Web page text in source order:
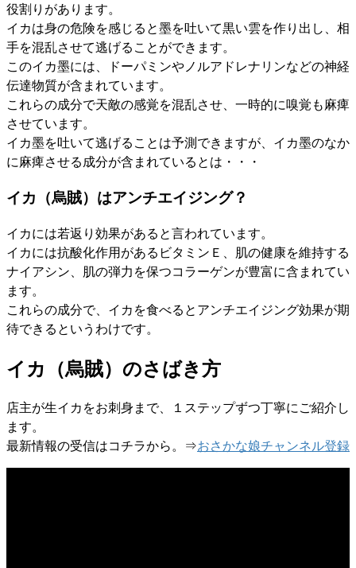
役割りがあります。
イカは身の危険を感じると墨を吐いて黒い雲を作り出し、相
手を混乱させて逃げることができます。
このイカ墨には、ドーパミンやノルアドレナリンなどの神経
伝達物質が含まれています。
これらの成分で天敵の感覚を混乱させ、一時的に嗅覚も麻痺
させています。
イカ墨を吐いて逃げることは予測できますが、イカ墨のなか
に麻痺させる成分が含まれているとは・・・
イカ（烏賊）はアンチエイジング？
イカには若返り効果があると言われています。
イカには抗酸化作用があるビタミンＥ、肌の健康を維持する
ナイアシン、肌の弾力を保つコラーゲンが豊富に含まれてい
ます。
これらの成分で、イカを食べるとアンチエイジング効果が期
待できるというわけです。
イカ（烏賊）のさばき方
店主が生イカをお刺身まで、１ステップずつ丁寧にご紹介し
ます。
最新情報の受信はコチラから。⇒おさかな娘チャンネル登録